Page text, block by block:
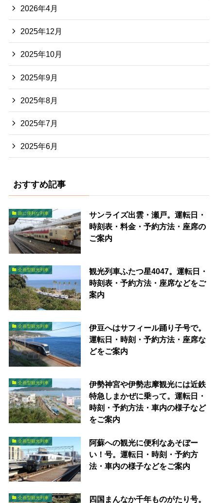
2026年4月
2025年12月
2025年10月
2025年9月
2025年8月
2025年7月
2025年6月
おすすめ記事
旅に便利な列車
サンライズ出雲・瀬戸。運転日・
時刻表・料金・予約方法・座席の
ご案内
企画型観光列車
観光列車ふたつ星4047。運転日・
時刻表・予約方法・座席などをご
案内
企画型観光列車
伊豆へはサフィール踊り子号で。
運転日・時刻・予約方法・座席な
どをご案内
企画型観光列車
伊勢神宮や伊勢志摩観光には近鉄
特急しまかぜに乗って。運転日・
時刻・予約方法・車内の様子など
をご案内
企画型観光列車
阿蘇への観光に便利なあそぼー
い！号。運転日・時刻・予約方
法・車内の様子などをご案内
企画型観光列車 四国まんなか千年ものがたり号。